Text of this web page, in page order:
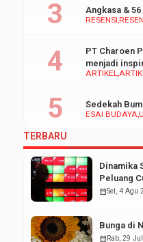
RESENSI
Angkasa &
ARTIKEL
PT Charoen
menjadi
ESAI BUDAYA
Sedekah
TERBARU
Dinamika
Peluang
Pasar
calendar_monthSel, 4 Agu
Bunga di
calendar_monthRab, 29